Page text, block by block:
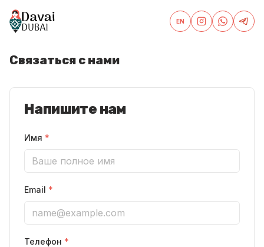
EN
Связаться с нами
Напишите нам
Имя *
Email *
Телефон *